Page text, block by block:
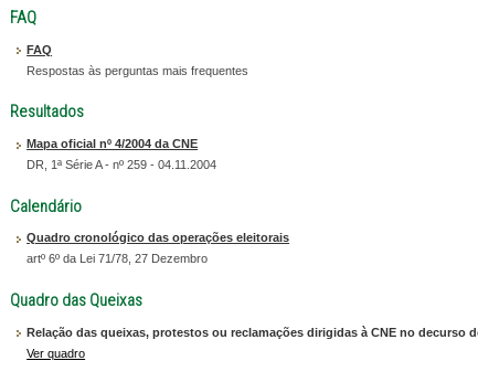
FAQ
FAQ
Respostas às perguntas mais frequentes
Resultados
Mapa oficial nº 4/2004 da CNE
DR, 1ª Série A - nº 259 - 04.11.2004
Calendário
Quadro cronológico das operações eleitorais
artº 6º da Lei 71/78, 27 Dezembro
Quadro das Queixas
Relação das queixas, protestos ou reclamações dirigidas à CNE no decurso
Ver quadro